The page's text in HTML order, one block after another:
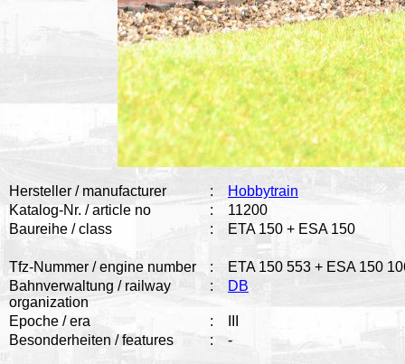
Hersteller / manufacturer :
Hobbytrain
Katalog-Nr. / article no
:
11200
Baureihe / class
: ETA 150 + ESA 150
Tfz-Nummer / engine number :
ETA 150 553 + ESA 150
Bahnverwaltung / railway
organization
: DB
Epoche / era :
Besonderheiten / features
: -